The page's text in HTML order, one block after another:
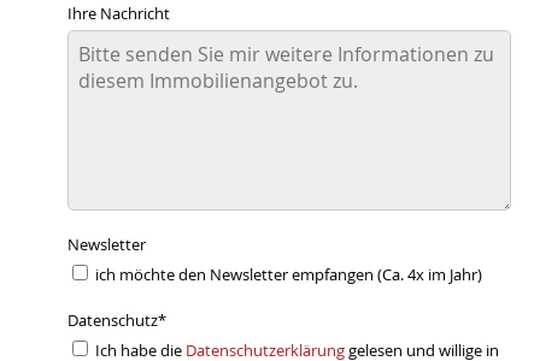
Ihre Nachricht
Newsletter
ich möchte den Newsletter empfangen (Ca. 4x im Jahr)
Datenschutz*
Ich habe die Datenschutzerklärunggelesen und willige in